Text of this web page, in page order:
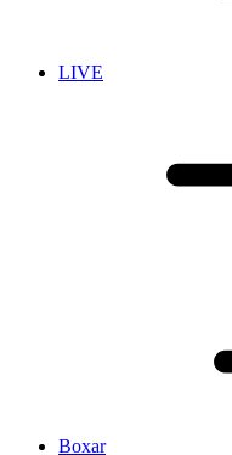
LIVE
Boxar